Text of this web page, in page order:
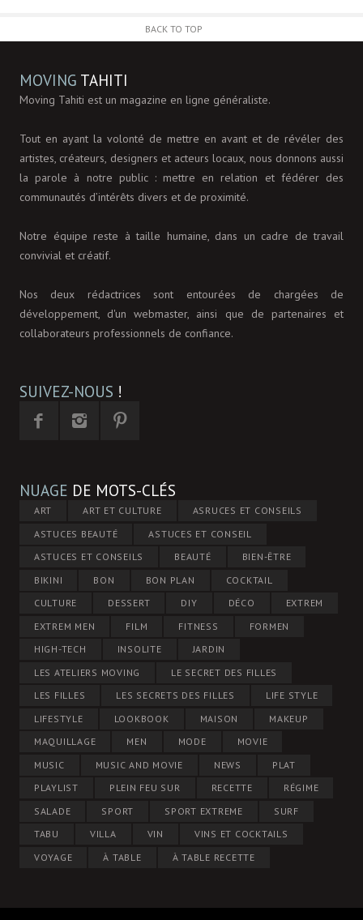
BACK TO TOP
MOVING TAHITI
Moving Tahiti est un magazine en ligne généraliste.
Tout en ayant la volonté de mettre en avant et de révéler des
artistes, créateurs, designers et acteurs locaux, nous donnons aussi
la parole à notre public : mettre en relation et fédérer des
communautés d’intérêts divers et de proximité.
Notre équipe reste à taille humaine, dans un cadre de travail
convivial et créatif.
Nos deux rédactrices sont entourées de chargées de
développement, d'un webmaster, ainsi que de partenaires et
collaborateurs professionnels de confiance.
SUIVEZ-NOUS !
NUAGE DE MOTS-CLÉS
ART ART ET CULTURE
ASRUCES ET CONSEILS
ASTUCES BEAUTÉ
ASTUCES ET CONSEIL
ASTUCES ET CONSEILS
BEAUTÉ
BIEN-ÊTRE
BIKINI
BON BON PLAN
COCKTAIL
CULTURE
DESSERT DIY DÉCO
EXTREM
EXTREM MEN
FILM FITNESS
FORMEN
HIGH-TECH
INSOLITE
JARDIN
LES ATELIERS MOVING
LE SECRET DES FILLES
LES FILLES
LES SECRETS DES FILLES
LIFE STYLE
LIFESTYLE
LOOKBOOK MAISON
MAKEUP
MAQUILLAGE
MEN MODE
MOVIE
MUSIC
MUSIC AND MOVIE NEWS
PLAT
PLAYLIST
PLEIN FEU SUR RECETTE
RÉGIME
SALADE
SPORT SPORT EXTREME
SURF
TABU
VILLA VIN
VINS ET COCKTAILS
VOYAGE
À TABLE À TABLE RECETTE